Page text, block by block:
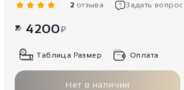
2 отзыва Задать вопрос
4200₽
Таблица Размер Оплата
Нет в наличии